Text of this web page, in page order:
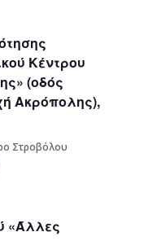
Κέντρου
(οδός
Ακρόπολης),
Στροβόλου
«Άλλες